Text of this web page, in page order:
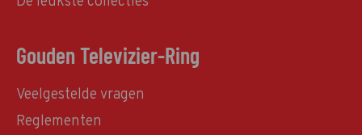
Gouden Televizier-Ring
Veelgestelde vragen
Reglementen